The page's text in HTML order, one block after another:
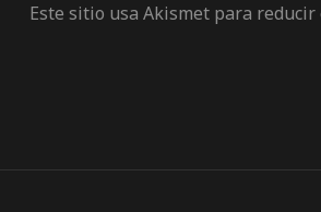
Este sitio usa Akismet para reducir